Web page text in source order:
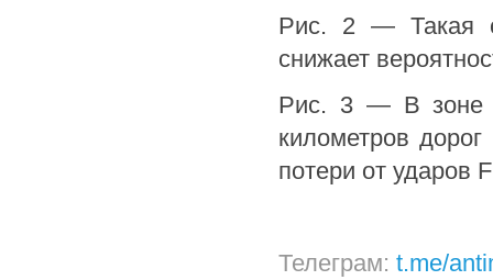
Рис. 2 — Такая
снижает
Рис. 3 — В зоне
километров дорог
потери от ударов
Телеграм: t.me/